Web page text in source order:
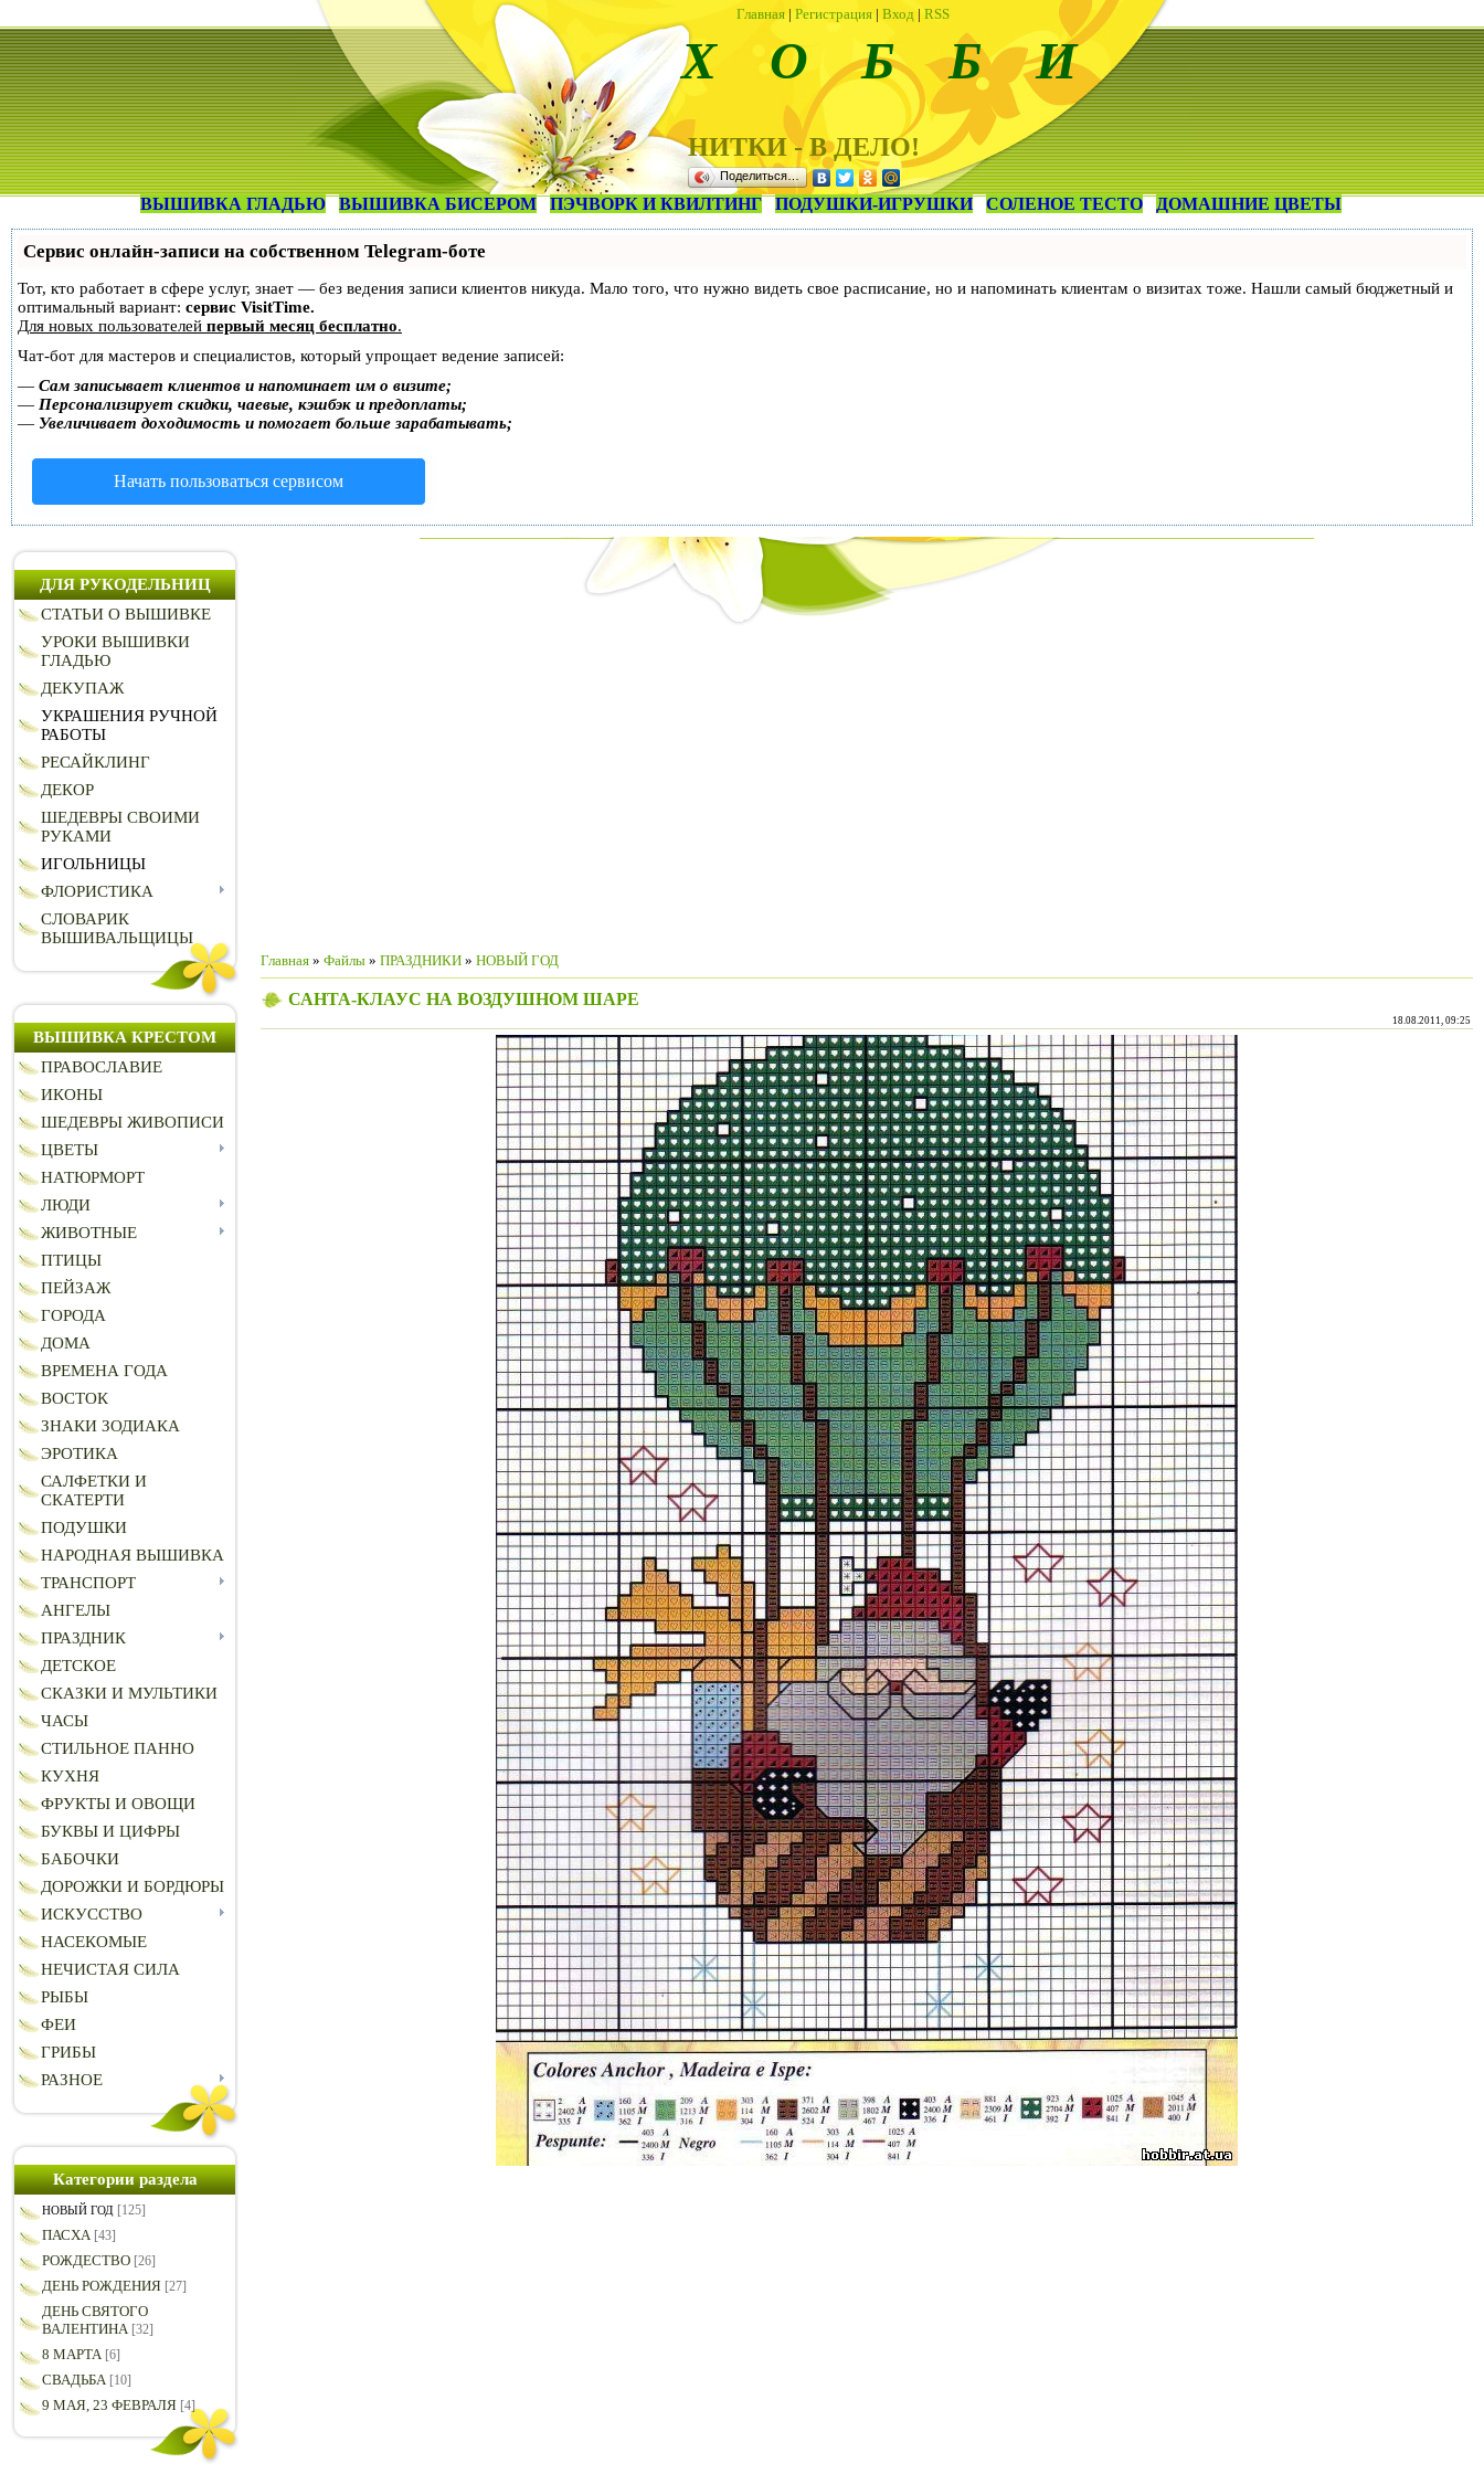
Главная | Регистрация | Вход | RSS
Х О Б Б И
НИТКИ - В ДЕЛО!
Поделиться…
ВЫШИВКА ГЛАДЬЮ ВЫШИВКА БИСЕРОМ ПЭЧВОРК И КВИЛТИНГ ПОДУШКИ-ИГРУШКИ СОЛЕНОЕ ТЕСТО ДОМАШНИЕ ЦВЕТЫ
Сервис онлайн-записи на собственном Telegram-боте
Тот, кто работает в сфере услуг, знает — без ведения записи клиентов никуда. Мало того, что нужно видеть свое расписание, но и напоминать клиентам о визитах тоже. Нашли самый бюджетный и
оптимальный вариант: сервис VisitTime.
Для новых пользователей первый месяц бесплатно.
Чат-бот для мастеров и специалистов, который упрощает ведение записей:
— Сам записывает клиентов и напоминает им о визите;
— Персонализирует скидки, чаевые, кэшбэк и предоплаты;
— Увеличивает доходимость и помогает больше зарабатывать;
Начать пользоваться сервисом
ДЛЯ РУКОДЕЛЬНИЦ
СТАТЬИ О ВЫШИВКЕ
УРОКИ ВЫШИВКИ
ГЛАДЬЮ
ДЕКУПАЖ
УКРАШЕНИЯ РУЧНОЙ
РАБОТЫ
РЕСАЙКЛИНГ
ДЕКОР
ШЕДЕВРЫ СВОИМИ
РУКАМИ
ИГОЛЬНИЦЫ
ФЛОРИСТИКА
СЛОВАРИК
ВЫШИВАЛЬЩИЦЫ
ВЫШИВКА КРЕСТОМ
ПРАВОСЛАВИЕ
ИКОНЫ
ШЕДЕВРЫ ЖИВОПИСИ
ЦВЕТЫ
НАТЮРМОРТ
ЛЮДИ
ЖИВОТНЫЕ
ПТИЦЫ
ПЕЙЗАЖ
ГОРОДА
ДОМА
ВРЕМЕНА ГОДА
ВОСТОК
ЗНАКИ ЗОДИАКА
ЭРОТИКА
САЛФЕТКИ И
СКАТЕРТИ
ПОДУШКИ
НАРОДНАЯ ВЫШИВКА
ТРАНСПОРТ
АНГЕЛЫ
ПРАЗДНИК
ДЕТСКОЕ
СКАЗКИ И МУЛЬТИКИ
ЧАСЫ
СТИЛЬНОЕ ПАННО
КУХНЯ
ФРУКТЫ И ОВОЩИ
БУКВЫ И ЦИФРЫ
БАБОЧКИ
ДОРОЖКИ И БОРДЮРЫ
ИСКУССТВО
НАСЕКОМЫЕ
НЕЧИСТАЯ СИЛА
РЫБЫ
ФЕИ
ГРИБЫ
РАЗНОЕ
Категории раздела
НОВЫЙ ГОД [125]
ПАСХА [43]
РОЖДЕСТВО [26]
ДЕНЬ РОЖДЕНИЯ [27]
ДЕНЬ СВЯТОГО
ВАЛЕНТИНА [32]
8 МАРТА [6]
СВАДЬБА [10]
9 МАЯ, 23 ФЕВРАЛЯ [4]
Главная » Файлы » ПРАЗДНИКИ » НОВЫЙ ГОД
САНТА-КЛАУС НА ВОЗДУШНОМ ШАРЕ
18.08.2011, 09:25